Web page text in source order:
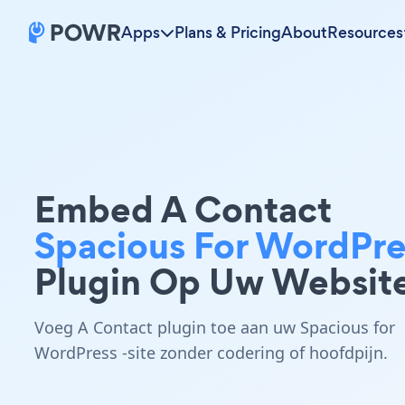
Apps Plans & PricingAboutResources
Embed A Contact
Spacious For
Plugin Op Uw
Voeg A Contact plugin toe aan uw Spacious for
WordPress -site zonder codering of hoofdpijn.